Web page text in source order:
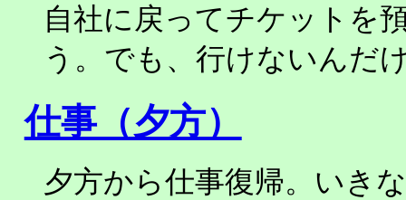
自社に戻ってチケットを
う。でも、行けないんだ
仕事（夕方）
夕方から仕事復帰。いき